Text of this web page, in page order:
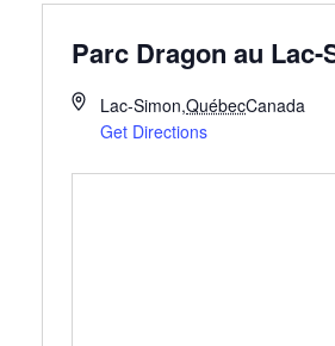
Parc Dragon au Lac-
Lac-Simon,QuébecCanada
Get Directions